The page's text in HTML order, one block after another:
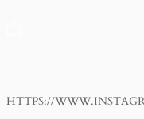
HTTPS://